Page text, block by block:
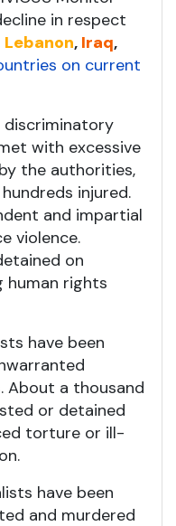
in respect
Lebanon, Iraq,
on current
with excessive
the authorities,
injured.
and impartial
violence.
on
human rights
have been
About a thousand
or detained
torture or ill-
have been
and murdered